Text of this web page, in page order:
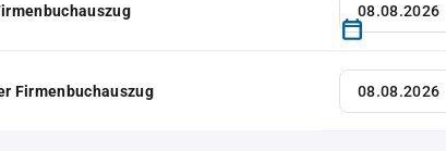
Firmenbuchauszug